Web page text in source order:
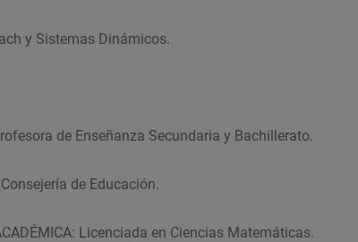
y Sistemas Dinámicos.
de Enseñanza Secundaria y Bachillerato.
de Educación.
Licenciada en Ciencias Matemáticas.